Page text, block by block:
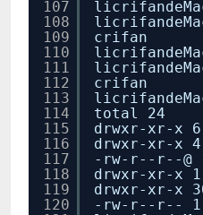
107
108
109
110
111
112
113
114
115
116
117
118
119
120
crifan
crifan
total 24
drwxr-xr-x
drwxr-xr-x
-rw-r--r--@
drwxr-xr-x
drwxr-xr-x
-rw-r--r-- 1